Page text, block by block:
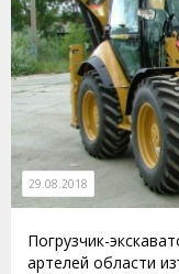
29.08.2018
Погрузчик-
артелей области